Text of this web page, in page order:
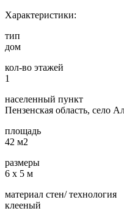
Характеристики:
тип
дом
кол-во этажей
1
населенный пункт
Пензенская область, село
площадь
42 м2
размеры
6 х 5 м
материал стен/ технология
клееный